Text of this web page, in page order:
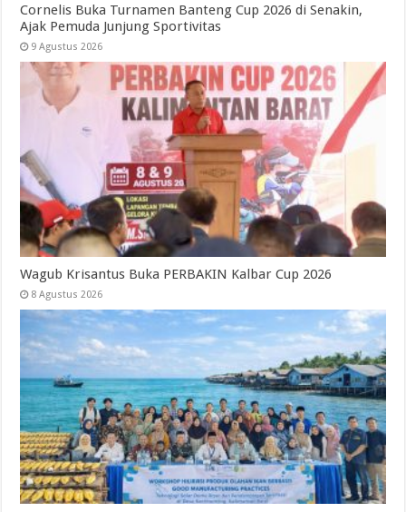
Cornelis Buka Turnamen Banteng Cup 2026 di Senakin,
Ajak Pemuda Junjung Sportivitas
9 Agustus 2026
Wagub Krisantus Buka PERBAKIN Kalbar Cup 2026
8 Agustus 2026